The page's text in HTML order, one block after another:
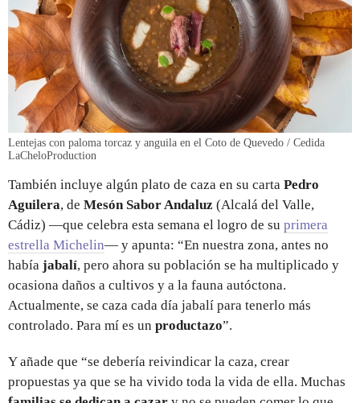
Lentejas con paloma torcaz y anguila en el Coto de Quevedo / Cedida
LaCheloProduction
También incluye algún plato de caza en su carta Pedro
Aguilera, de Mesón Sabor Andaluz (Alcalá del Valle,
Cádiz) —que celebra esta semana el logro de su primera
estrella Michelin— y apunta: “En nuestra zona, antes no
había jabalí, pero ahora su población se ha multiplicado y
ocasiona daños a cultivos y a la fauna autóctona.
Actualmente, se caza cada día jabalí para tenerlo más
controlado. Para mí es un productazo”.
Y añade que “se debería reivindicar la caza, crear
propuestas ya que se ha vivido toda la vida de ella. Muchas